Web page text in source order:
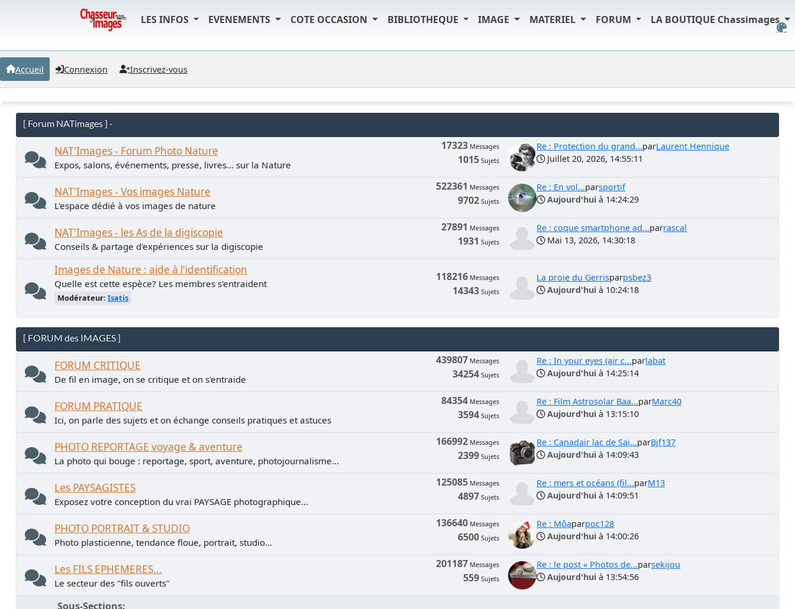
LES INFOS EVENEMENTS COTE OCCASION BIBLIOTHEQUE IMAGE MATERIEL FORUM LA BOUTIQUE Chassimages
Accueil Connexion Inscrivez-vous
[ Forum NATimages ] -
NAT'Images - Forum Photo Nature
Expos, salons, événements, presse, livres... sur la Nature
17323 Messages
1015 Sujets
Re : Protection du grand...parLaurent Hennique
Juillet 20, 2026, 14:55:11
NAT'Images - Vos images Nature
L'espace dédié à vos images de nature
522361 Messages
9702 Sujets
Re : En vol...parsportif
Aujourd'hui à 14:24:29
NAT'Images - les As de la digiscopie
Conseils & partage d'expériences sur la digiscopie
27891 Messages
1931 Sujets
Re : coque smartphone ad...parrascal
Mai 13, 2026, 14:30:18
Images de Nature : aide à l'identification
Quelle est cette espèce? Les membres s'entraident
Modérateur: Isatis
118216 Messages
14343 Sujets
La proie du Gerrisparpsbez3
Aujourd'hui à 10:24:18
[ FORUM des IMAGES ]
FORUM CRITIQUE
De fil en image, on se critique et on s'entraide
439807 Messages
34254 Sujets
Re : In your eyes (air c...parlabat
Aujourd'hui à 14:25:14
FORUM PRATIQUE
Ici, on parle des sujets et on échange conseils pratiques et astuces
84354 Messages
3594 Sujets
Re : Film Astrosolar Baa...parMarc40
Aujourd'hui à 13:15:10
PHOTO REPORTAGE voyage & aventure
La photo qui bouge : reportage, sport, aventure, photojournalisme...
166992 Messages
2399 Sujets
Re : Canadair lac de Sai...parBjf137
Aujourd'hui à 14:09:43
Les PAYSAGISTES
Exposez votre conception du vrai PAYSAGE photographique...
125085 Messages
4897 Sujets
Re : mers et océans (fil...parM13
Aujourd'hui à 14:09:51
PHOTO PORTRAIT & STUDIO
Photo plasticienne, tendance floue, portrait, studio...
136640 Messages
6500 Sujets
Re : Môaparpoc128
Aujourd'hui à 14:00:26
Les FILS EPHEMERES...
Le secteur des "fils ouverts"
201187 Messages
559 Sujets
Re : le post « Photos de...parsekijou
Aujourd'hui à 13:54:56
Sous-Sections